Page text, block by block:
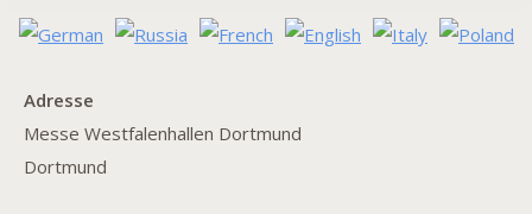
Adresse
Messe Westfalenhallen Dortmund
Dortmund